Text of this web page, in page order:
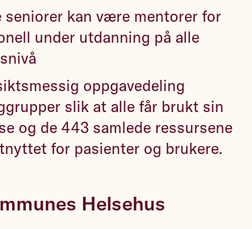
seniorer kan være mentorer for
under utdanning på alle
oppgavedeling
slik at alle får brukt sin
og de 443 samlede ressursene
for pasienter og brukere.
Helsehus